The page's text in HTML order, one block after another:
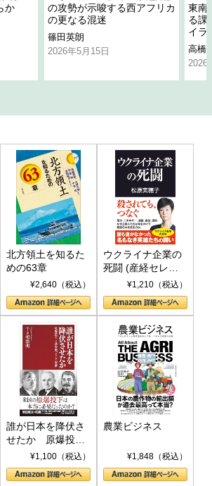
か
の攻勢が示唆する西アフリカ
の更なる混迷
篠田英朗
2026年5月15日
東南
る課
イラ
高橋
2026
北方領土を知るた
めの63章
¥2,640（税込）
ウクライナ企業の
死闘 (産経セレク
ト S 039)¥1,210（税込）
誰が日本を降伏さ
せたか 原爆投
下、ソ連参戦、そ
して聖断 (PHP新
書)
¥1,100（税込）
農業ビジネス
¥1,848（税込）